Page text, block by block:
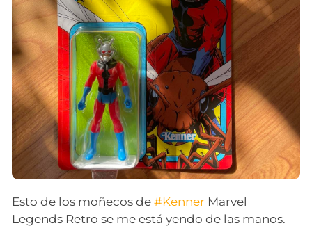
Esto de los moñecos de#Kenner Marvel
Legends Retro se me está yendo de las manos.